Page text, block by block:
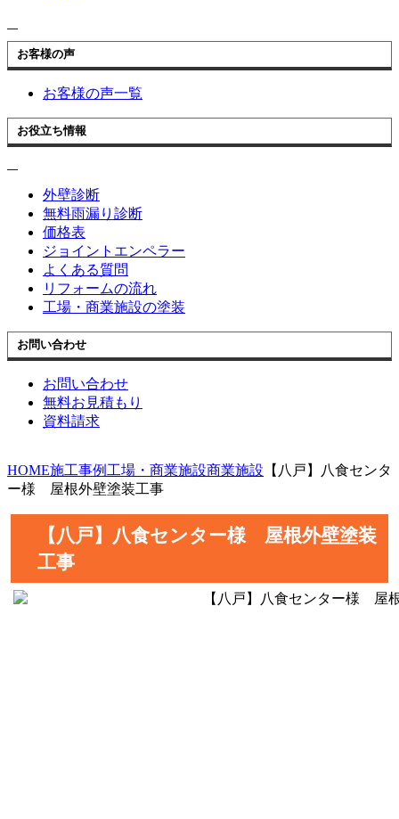
お客様の声
お客様の声一覧
お役立ち情報
外壁診断
無料雨漏り診断
価格表
ジョイントエンペラー
よくある質問
リフォームの流れ
工場・商業施設の塗装
お問い合わせ
お問い合わせ
無料お見積もり
資料請求
HOME施工事例 工場・商業施設商業施設 【八戸】八食センタ
ー様 屋根外壁塗装工事
【八戸】八食センター様 屋根外壁塗装
工事